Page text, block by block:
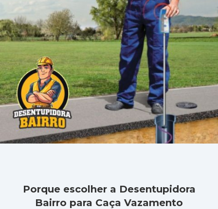
Porque escolher a Desentupidora
Bairro para Caça Vazamento